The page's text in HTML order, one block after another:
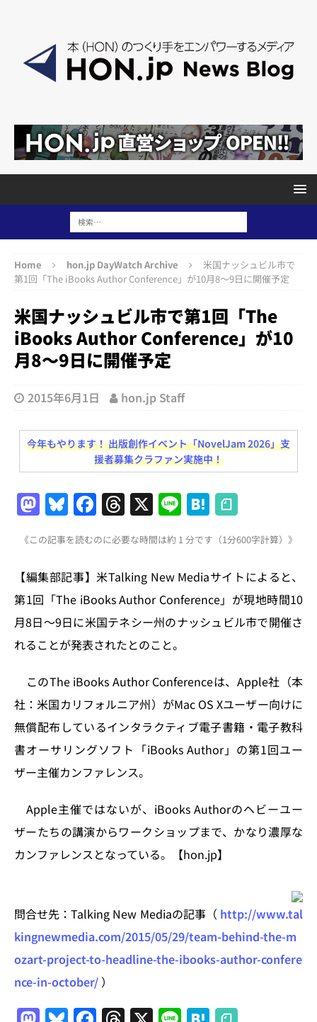
Home hon.jp DayWatch Archive
米国ナッシュビル市で
第1回「The iBooks Author Conference」が10月8〜9日に開催予定
米国ナッシュビル市で第1回「The
iBooks Author Conference」が10
月8〜9日に開催予定
2015年6月1日 hon.jp Staff
今年もやります！ 出版創作イベント「NovelJam 2026」支
援者募集クラファン実施中！
M
a
st
o
d
o
n
Bl
u
e
s
k
y
F
a
c
e
b
o
o
T
h
re
a
d
s
X Li
n
e
H
at
e
n
a
《この記事を読むのに必要な時間は約 1 分です（1分600字計算）》
【編集部記事】米Talking New Mediaサイトによると、
第1回「The iBooks Author Conference」が現地時間10
月8日〜9日に米国テネシー州のナッシュビル市で開催さ
れることが発表されたとのこと。
このThe iBooks Author Conferenceは、Apple社（本
社：米国カリフォルニア州）がMac OS Xユーザー向けに
無償配布しているインタラクティブ電子書籍・電子教科
書オーサリングソフト「iBooks Author」の第1回ユー
ザー主催カンファレンス。
Apple主催ではないが、iBooks Authorのヘビーユー
ザーたちの講演からワークショップまで、かなり濃厚な
カンファレンスとなっている。【hon.jp】
問合せ先：Talking New Mediaの記事（ http://www.tal
kingnewmedia.com/2015/05/29/team-behind-the-m
ozart-project-to-headline-the-ibooks-author-confere
nce-in-october/ ）